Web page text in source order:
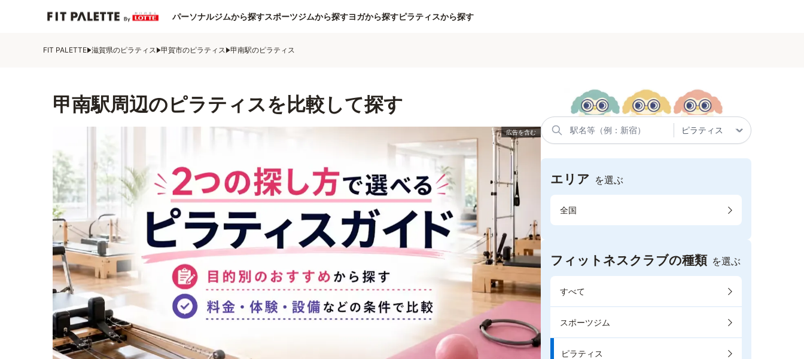
パーソナルジムから探すスポーツジムから探すヨガから探すピラティスから探す
FIT PALETTE 滋賀県のピラティス 甲賀市のピラティス 甲南駅のピラティス
甲南駅周辺のピラティスを比較して探す
エリア を選ぶ
全国
フィットネスクラブの種類 を選ぶ
すべて
スポーツジム
ピラティス